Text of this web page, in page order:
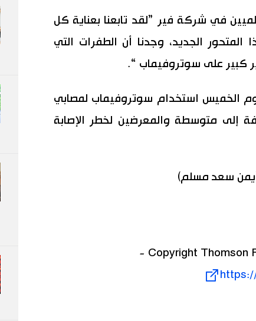
في شركة فير ”لقد تابعنا بعناية كل
الجديد، وجدنا أن الطفرات التي
كبير على سوتروفيماب “.
الخميس استخدام سوتروفيماب لمصابي
خفيفة إلى متوسطة ​​والمعرضين لخطر الإصابة
أيمن سعد مسلم)